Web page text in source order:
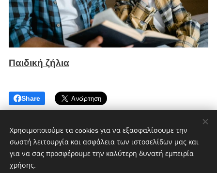
Παιδική ζήλια
Share
Χρησιμοποιούμε τα cookies για να εξασφαλίσουμε την
σωστή λειτουργία και ασφάλεια των ιστοσελίδων μας και
για να σας προσφέρουμε την καλύτερη δυνατή εμπειρία
χρήσης.